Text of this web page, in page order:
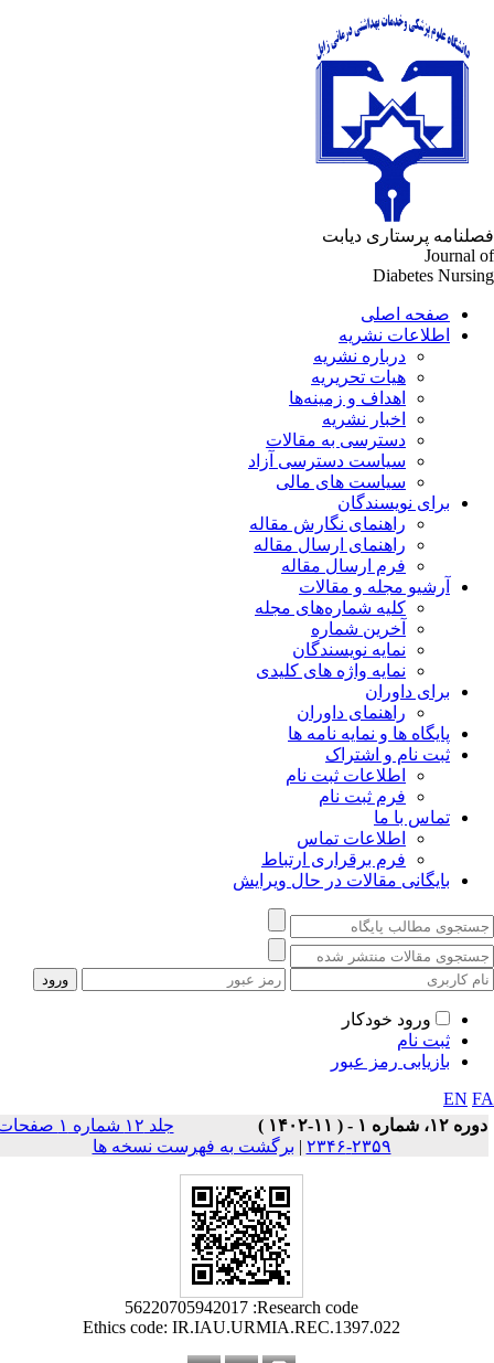
پرستاری دیابت
Journal
Diabetes
صفحه اصلی
اطلاعات نشریه
درباره نشریه
هیات تحریریه
اهداف و زمینه‌ها
اخبار نشریه
دسترسی به مقالات
سیاست دسترسی آزاد
سیاست های مالی
برای نویسندگان
راهنمای نگارش مقاله
راهنمای ارسال مقاله
فرم ارسال مقاله
آرشیو مجله و مقالات
کلیه شماره‌های مجله
آخرین شماره
نمایه نویسندگان
نمایه واژه های کلیدی
برای داوران
راهنمای داوران
پایگاه ها و نمایه نامه ها
ثبت نام و اشتراک
اطلاعات ثبت نام
فرم ثبت نام
تماس با ما
اطلاعات تماس
فرم برقراری ارتباط
بایگانی مقالات در حال ویرایش
ورود خودکار
ثبت نام
بازیابی رمز عبور
EN
۱۲، شماره ۱ - ( ۱۱-۱۴۰۲ )
جلد ۱۲ شماره ۱ صفحات
۲۳۵۹-۲۳۴۶
| برگشت به فهرست نسخه ها
Research code: ‏56220705942017‏
Ethics code: IR.IAU.URMIA.REC.1397.022‎